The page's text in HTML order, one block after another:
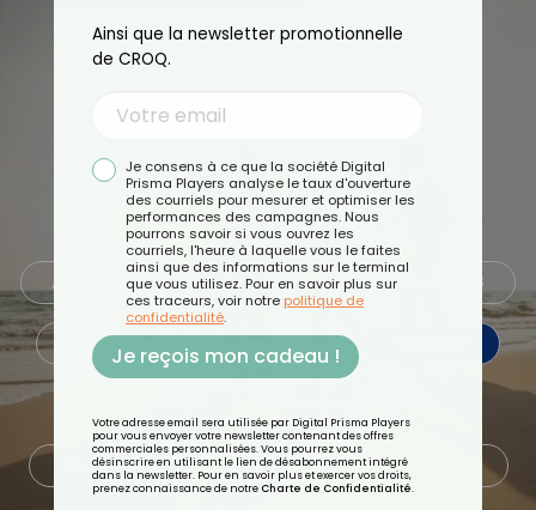
Famille
TOUS ACTUALITÉS
ALIMENTATION ASTUCES CULINAIRES
BEAUTÉ BIEN-ÊTRE
QUOTIDIEN RECETTES
Ainsi que la newsletter promotionnelle
de CROQ.
Je consens à ce que la société Digital
Prisma Players analyse le taux d'ouverture
des courriels pour mesurer et optimiser les
performances des campagnes. Nous
pourrons savoir si vous ouvrez les
courriels, l'heure à laquelle vous le faites
ainsi que des informations sur le terminal
que vous utilisez. Pour en savoir plus sur
ces traceurs, voir notre politique de
confidentialité.
Je reçois mon cadeau !
Votre adresse email sera utilisée par Digital Prisma Players
pour vous envoyer votre newsletter contenant des offres
commerciales personnalisées. Vous pourrez vous
désinscrire en utilisant le lien de désabonnement intégré
dans la newsletter. Pour en savoir plus et exercer vos droits,
prenez connaissance de notre Charte de Confidentialité.